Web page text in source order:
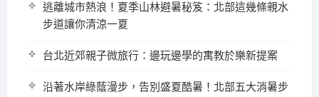
逃離城市熱浪！夏季山林避暑秘笈：北部這幾條親水
步道讓你清涼一夏
台北近郊親子微旅行：邊玩邊學的寓教於樂新提案
沿著水岸綠蔭漫步，告別盛夏酷暑！北部五大消暑步